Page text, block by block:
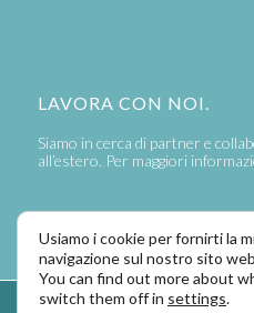
LAVORA CON NOI.
Siamo in cerca di partner e
all’estero. Per maggiori
Usiamo i cookie per fornirti la
navigazione sul nostro sito
You can find out more about
switch them off in settings.